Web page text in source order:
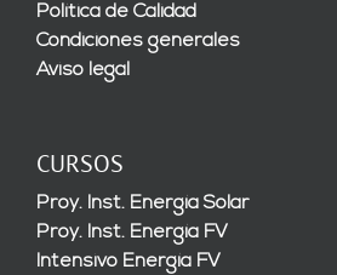
Política de Calidad
Condiciones generales
Aviso legal
CURSOS
Proy. Inst. Energía Solar
Proy. Inst. Energía FV
Intensivo Energía FV